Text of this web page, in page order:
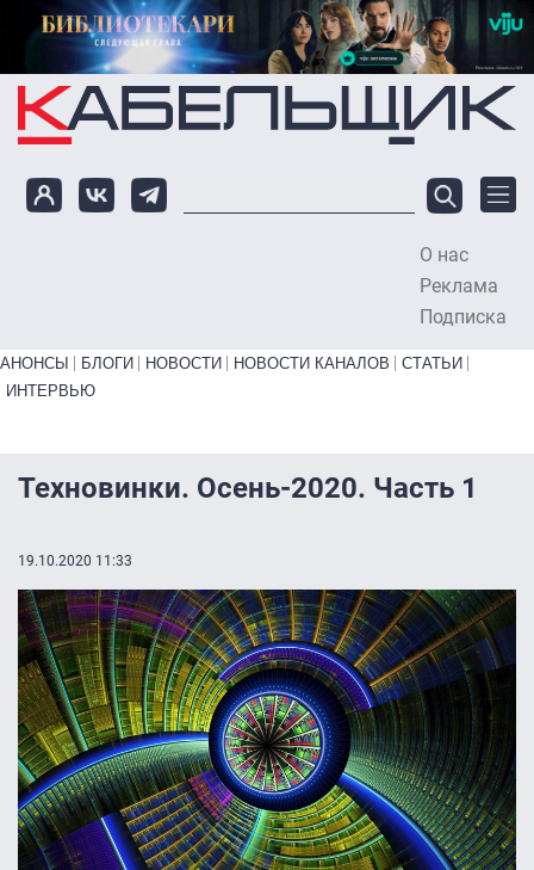
Перейти к основному содержанию
О нас
Реклама
Подписка
Primary links bottom
АНОНСЫ БЛОГИ НОВОСТИ НОВОСТИ КАНАЛОВ
СТАТЬИ
ИНТЕРВЬЮ
Техновинки. Осень-2020. Часть 1
19.10.2020 11:33